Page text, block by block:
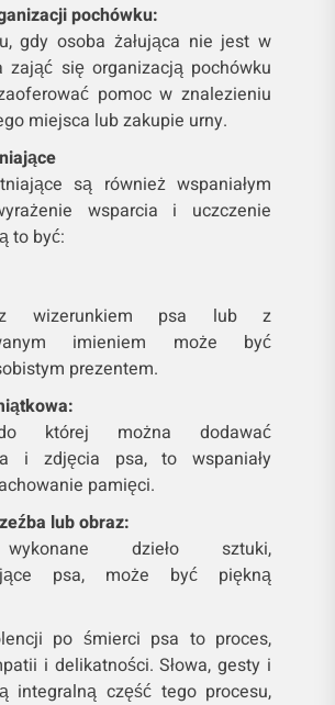
pochówku:
gdy osoba żałująca nie jest w
zająć się organizacją pochówku
pomoc w znalezieniu
miejsca lub zakupie urny.
są również wspaniałym
wsparcia i uczczenie
to być:
z wizerunkiem psa lub z
imieniem może być
prezentem.
której można dodawać
i zdjęcia psa, to wspaniały
pamięci.
lub obraz:
dzieło sztuki,
psa, może być piękną
po śmierci psa to proces,
i delikatności. Słowa, gesty i
integralną część tego procesu,